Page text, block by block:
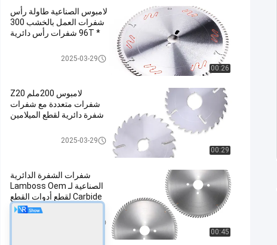
00:26
لامبوس الصناعية طاولة رأس
شفرات العمل بالخشب 300
* 96T شفرات رأس دائرية
شفرات منشار دائري TCT
2025-03-29
00:29
لامبوس 200ملم Z20
شفرات متعددة مع شفرات
شفرة دائرية لقطع الميلامين
شفرات المنشار الدائري الصناعي
2025-03-29
00:45
شفرات الشفرة الدائرية
الصناعية لـ Lamboss Oem
Carbide لقطع أدوات القطع
شفرات المنشار الدائري الصناعي